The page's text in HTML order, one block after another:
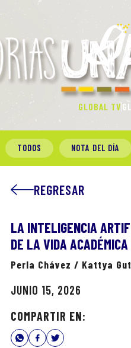
GLOBAL TV
TODOS NOTA DEL DÍA
REGRESAR
LA INTELIGENCIA
DE LA VIDA ACADÉMICA
Perla Chávez / Kattya
JUNIO 15, 2026
COMPARTIR EN: